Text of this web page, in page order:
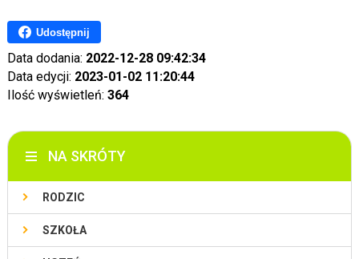
Udostępnij
Data dodania: 2022-12-28 09:42:34
Data edycji: 2023-01-02 11:20:44
Ilość wyświetleń: 364
NA SKRÓTY
RODZIC
SZKOŁA